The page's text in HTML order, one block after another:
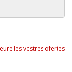
les vostres ofertes